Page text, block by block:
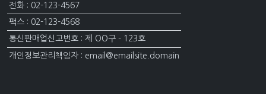
전화 : 02-123-4567
팩스 : 02-123-4568
통신판매업신고번호 : 제 OO구 - 123호
개인정보관리책임자 : email@emailsite.domain